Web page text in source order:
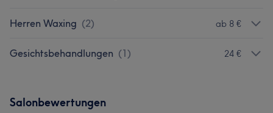
Herren Waxing (2) ab 8 €
Gesichtsbehandlungen (1) 24 €
Salonbewertungen